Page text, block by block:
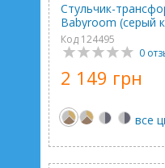
Стульчик-
Babyroom (серый
Код 124495
0
2 149 грн
все